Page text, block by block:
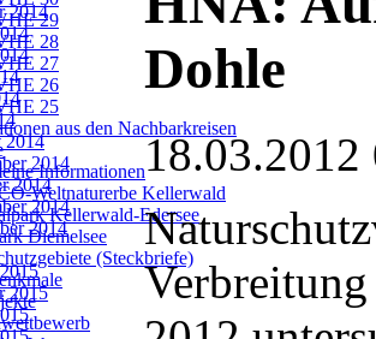
29
28
27
26
25
aus den Nachbarkreisen
Informationen
Weltnaturerbe Kellerwald
Kellerwald-Edersee
Diemelsee
(Steckbriefe)
2014
2014
2014
2014
2014
2014
2015
Dohle
18.03.2012
Verbreitung